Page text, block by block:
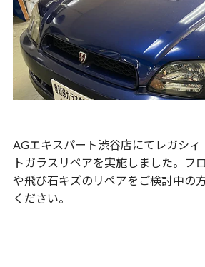
AGエキスパート渋谷店にてレガシ
トガラスリペアを実施しました。フ
や飛び石キズのリペアをご検討中の
ください。